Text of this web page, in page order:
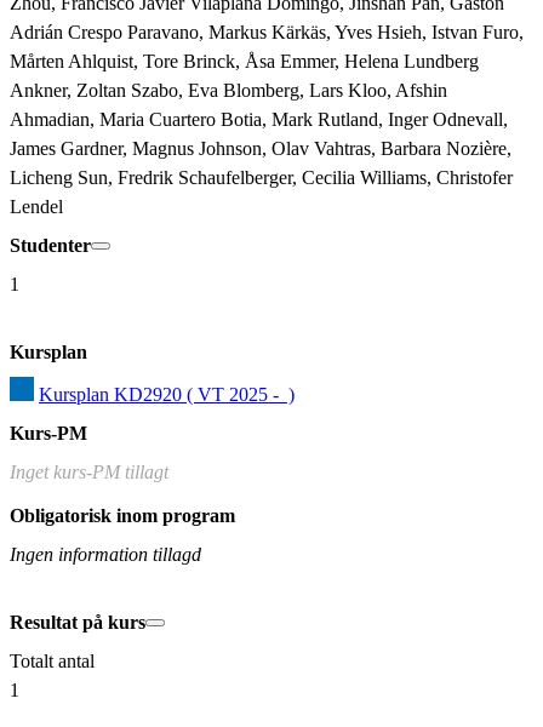
Adrián Crespo Paravano, Markus Kärkäs, Yves Hsieh, Istvan Furo,
Mårten Ahlquist, Tore Brinck, Åsa Emmer, Helena Lundberg
Ankner, Zoltan Szabo, Eva Blomberg, Lars Kloo, Afshin
Ahmadian, Maria Cuartero Botia, Mark Rutland, Inger Odnevall,
James Gardner, Magnus Johnson, Olav Vahtras, Barbara Nozière,
Licheng Sun, Fredrik Schaufelberger, Cecilia Williams, Christofer
Lendel
Studenter
1
Kursplan
Kursplan KD2920 ( VT 2025 -  )
Kurs-PM
Inget kurs-PM tillagt
Obligatorisk inom program
Ingen information tillagd
Resultat på kurs
Totalt antal
1